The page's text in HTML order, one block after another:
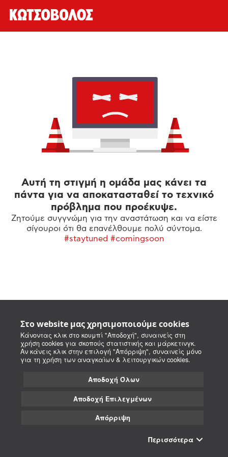
Στο website μας χρησιμοποιούμε cookies
Κάνοντας κλικ στο κουμπί "Αποδοχή", συναινείς στη
χρήση cookies για σκοπούς στατιστικής και μάρκετινγκ.
Αν κάνεις κλικ στην επιλογή "Απόρριψη", συναινείς μόνο
για τη χρήση των αναγκαίων & λειτουργικών cookies.
Αποδοχή Όλων
Αποδοχή Επιλεγμένων
Απόρριψη
Περισσότερα
Αυτή τη στιγμή η ομάδα μας κάνει τα
πάντα για να αποκατασταθεί το τεχνικό
πρόβλημα που προέκυψε.
Ζητούμε συγγνώμη για την αναστάτωση και να είστε
σίγουροι ότι θα επανέλθουμε πολύ σύντομα.
#staytuned #comingsoon